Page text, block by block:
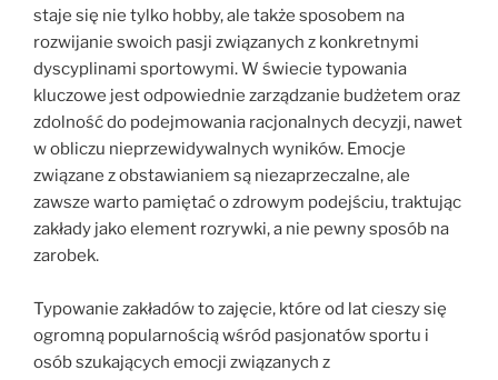
staje się nie tylko hobby, ale także sposobem na
rozwijanie swoich pasji związanych z konkretnymi
dyscyplinami sportowymi. W świecie typowania
kluczowe jest odpowiednie zarządzanie budżetem oraz
zdolność do podejmowania racjonalnych decyzji, nawet
w obliczu nieprzewidywalnych wyników. Emocje
związane z obstawianiem są niezaprzeczalne, ale
zawsze warto pamiętać o zdrowym podejściu, traktując
zakłady jako element rozrywki, a nie pewny sposób na
zarobek.
Typowanie zakładów to zajęcie, które od lat cieszy się
ogromną popularnością wśród pasjonatów sportu i
osób szukających emocji związanych z